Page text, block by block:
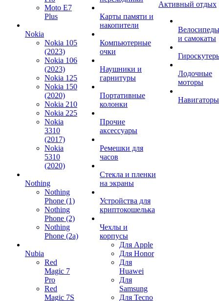
Moto E7
Plus
Nokia
Nokia 105
(2023)
Nokia 106
(2023)
Nokia 125
Nokia 150
(2020)
Nokia 210
Nokia 225
Nokia
3310
(2017)
Nokia
5310
(2020)
Nothing
Nothing
Phone (1)
Nothing
Phone (2)
Nothing
Phone (2a)
Nubia
Red
Magic 7
Pro
Red
Magic 7S
Карты памяти и
накопители
Компьютерные
очки
Наушники и
гарнитуры
Портативные
колонки
Прочие
аксессуары
Ремешки для
часов
Стекла и пленки
на экраны
Устройства для
криптокошелька
Чехлы и
корпусы
Для Apple
Для Honor
Для
Huawei
Для
Samsung
Для Tecno
Активный отдых
Велосипеды
и самокаты
Лодочные
моторы
Навигаторы